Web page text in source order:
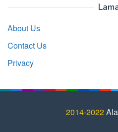
About Us
Contact Us
Privacy
2014-2022